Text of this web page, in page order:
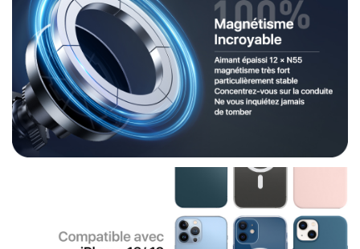
un clip d'aération en métal solide, peut être ajusté librement
et solidement fixé à la grille d'aération de différentes
épaisseurs, la stabilité est 20 fois plus élevée que les clips
en plastique ordinaires. Ne vous inquiétez pas que votre
téléphone glisse pendant vous conduisez. Silicone souple
intégré, protège votre voiture contre les rayures.
[ Rotation à 360 degrés ] : La tête rotative du support de
voiture pour smartphone offre une rotation à 360 degrés, de
sorte que vous pouvez régler votre téléphone à un angle de
vue optimal et utiliser la navigation plus facilement et
confortablement. En outre, le support de téléphone portable
prend un minimum d'espace dans la voiture ou n'entrave pas
votre vue et ne vous gênera pas la conduite.
[ Utilisation facile à une seule main ] : Dites adieu au support